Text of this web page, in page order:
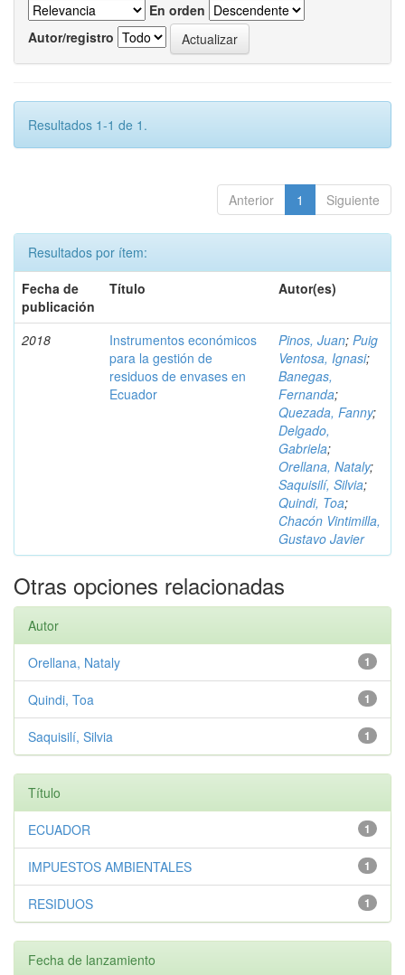
En orden
Autor/registro
Resultados 1-1 de 1.
Anterior 1 Siguiente
Resultados por ítem:
Fecha de
publicación
Título Autor(es)
2018
Instrumentos económicos
para la gestión de
residuos de envases en
Ecuador
Pinos, Juan; Puig
Ventosa, Ignasi;
Banegas,
Fernanda;
Quezada, Fanny;
Delgado,
Gabriela;
Orellana, Nataly;
Saquisilí, Silvia;
Quindi, Toa;
Chacón Vintimilla,
Gustavo Javier
Otras opciones relacionadas
Autor
1
Orellana, Nataly
1
Quindi, Toa
1
Saquisilí, Silvia
Título
1
ECUADOR
1
IMPUESTOS AMBIENTALES
1
RESIDUOS
Fecha de lanzamiento